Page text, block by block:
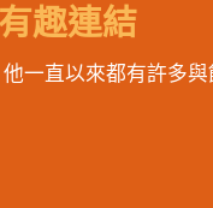
趣連結
一直以來都有許多